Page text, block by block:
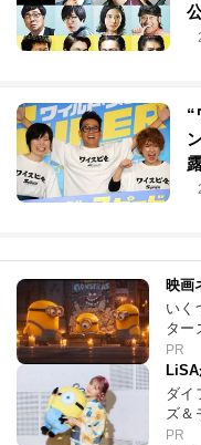
“
映画
いく
ター
PR
LiSA
ダイ
ズ＆
PR